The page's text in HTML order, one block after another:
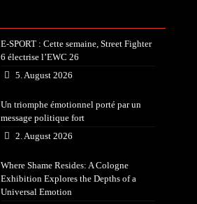
E-SPORT : Cette semaine, Street Fighter
6 électrise l’EWC 26
5. August 2026
Un triomphe émotionnel porté par un
message politique fort
2. August 2026
Where Shame Resides: A Cologne
Exhibition Explores the Depths of a
Universal Emotion